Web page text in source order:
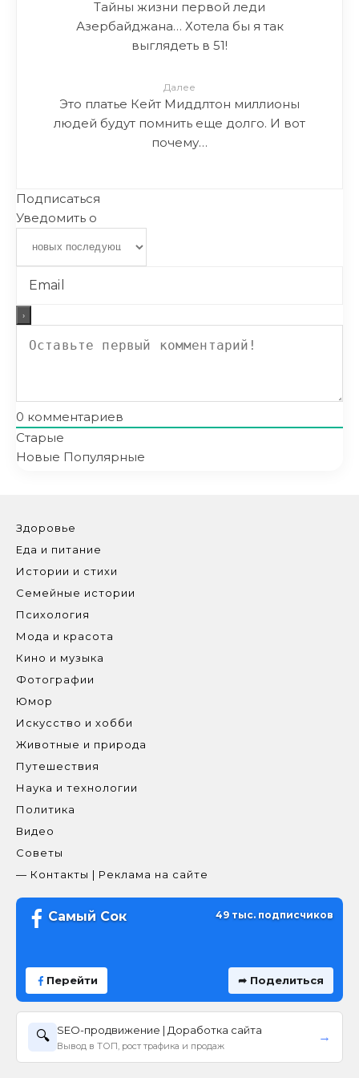
Тайны жизни первой леди
Азербайджана… Хотела бы я так
выглядеть в 51!
Далее
Это платье Кейт Миддлтон миллионы
людей будут помнить еще долго. И вот
почему…
Подписаться
Уведомить о
0 комментариев
Старые
Новые Популярные
Здоровье
Еда и питание
Истории и стихи
Семейные истории
Психология
Мода и красота
Кино и музыка
Фотографии
Юмор
Искусство и хобби
Животные и природа
Путешествия
Наука и технологии
Политика
Видео
Советы
— Контакты | Реклама на сайте
Самый Сок 49 тыс. подписчиков
Перейти ➦ Поделиться
🔍 SEO-продвижение | Доработка сайта
Вывод в ТОП, рост трафика и продаж
→